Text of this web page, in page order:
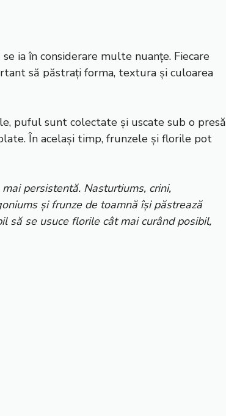
ia în considerare multe nuanțe. Fiecare
să păstrați forma, textura și culoarea
puful sunt colectate și uscate sub o presă
În același timp, frunzele și florile pot
persistentă. Nasturtiums, crini,
și frunze de toamnă își păstrează
să se usuce florile cât mai curând posibil,